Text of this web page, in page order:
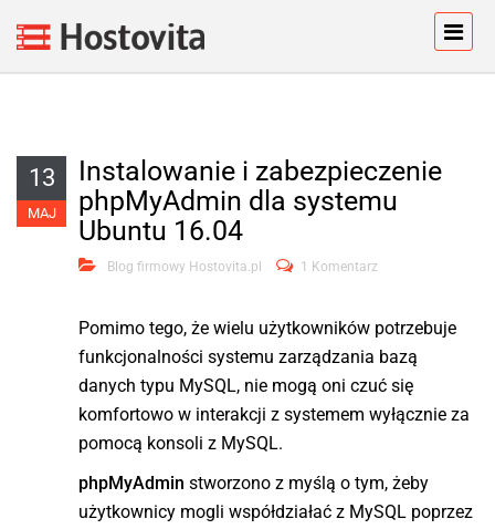
13
MAJ
Instalowanie i zabezpieczenie
phpMyAdmin dla systemu
Ubuntu 16.04
Blog firmowy Hostovita.pl 1 Komentarz
Pomimo tego, że wielu użytkowników potrzebuje
funkcjonalności systemu zarządzania bazą
danych typu MySQL, nie mogą oni czuć się
komfortowo w interakcji z systemem wyłącznie za
pomocą konsoli z MySQL.
phpMyAdmin stworzono z myślą o tym, żeby
użytkownicy mogli współdziałać z MySQL poprzez